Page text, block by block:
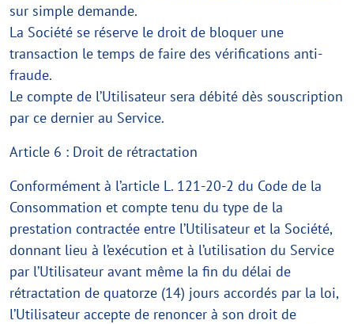
sur simple demande.
La Société se réserve le droit de bloquer une
transaction le temps de faire des vérifications anti-
fraude.
Le compte de l’Utilisateur sera débité dès souscription
par ce dernier au Service.
Article 6 : Droit de rétractation
Conformément à l’article L. 121-20-2 du Code de la
Consommation et compte tenu du type de la
prestation contractée entre l’Utilisateur et la Société,
donnant lieu à l’exécution et à l’utilisation du Service
par l’Utilisateur avant même la fin du délai de
rétractation de quatorze (14) jours accordés par la loi,
l’Utilisateur accepte de renoncer à son droit de